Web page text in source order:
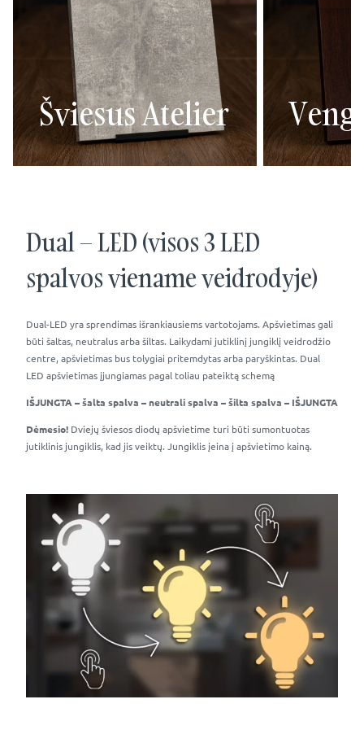
Šviesus Atelier
Dual – LED (visos 3 LED
spalvos viename veidrodyje)
Dual-LED yra sprendimas išrankiausiems vartotojams. Apšvietimas gali
būti šaltas, neutralus arba šiltas. Laikydami jutiklinį jungiklį veidrodžio
centre, apšvietimas bus tolygiai pritemdytas arba paryškintas. Dual
LED apšvietimas įjungiamas pagal toliau pateiktą schemą
IŠJUNGTA – šalta spalva – neutrali spalva – šilta spalva – IŠJUNGTA
Dėmesio! Dviejų šviesos diodų apšvietime turi būti sumontuotas
jutiklinis jungiklis, kad jis veiktų. Jungiklis įeina į apšvietimo kainą.